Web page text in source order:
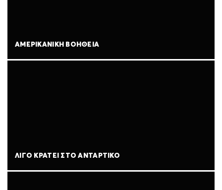
ΑΜΕΡΙΚΑΝΙΚΉ ΒΟΉΘΕΙΑ
ΛΊΓΟ ΚΡΆΤΕΙ ΣΤΟ ΑΝΤΆΡΤΙΚΟ